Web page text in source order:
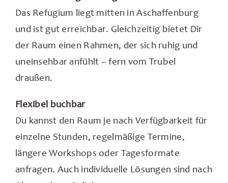
Das Refugium liegt mitten in Aschaffenburg
und ist gut erreichbar. Gleichzeitig bietet Dir
der Raum einen Rahmen, der sich ruhig und
uneinsehbar anfühlt – fern vom Trubel
draußen.
Flexibel buchbar
Du kannst den Raum je nach Verfügbarkeit für
einzelne Stunden, regelmäßige Termine,
längere Workshops oder Tagesformate
anfragen. Auch individuelle Lösungen sind nach